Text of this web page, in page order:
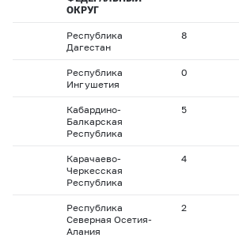
ОКРУГ
Республика
Дагестан
8
Республика
Ингушетия
0
Кабардино-
Балкарская
Республика
5
Карачаево-
Черкесская
Республика
4
Республика
Северная Осетия-
Алания
2